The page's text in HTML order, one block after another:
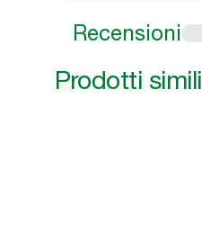
Recensioni
Prodotti simili